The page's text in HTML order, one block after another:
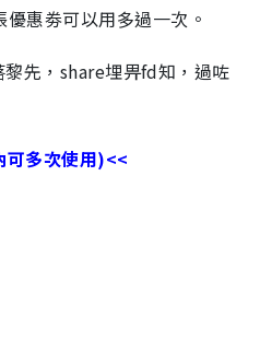
惠劵可以用多過一次。
先，share埋畀fd知，過咗
可多次使用)<<